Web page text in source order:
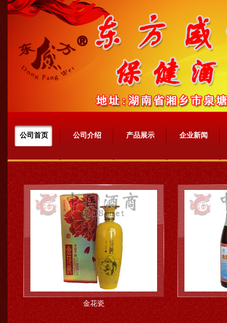
湖南东方威生物
中国酒商网网址：http://
公司首页 公司介绍 产品展示 企业新闻
金花瓷